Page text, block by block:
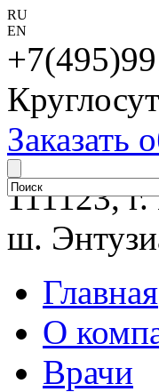
RU
EN
Заказать
111123,
ш.
Главная
О
Врачи